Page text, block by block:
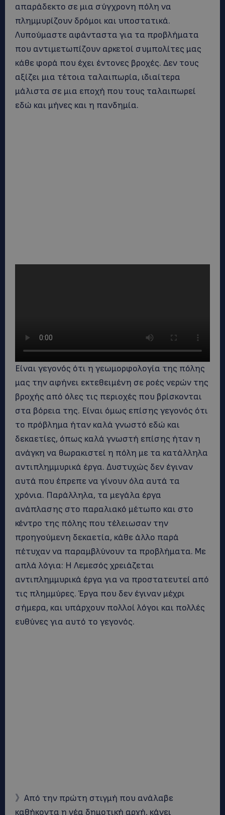
απαράδεκτο σε μια σύγχρονη πόλη να
πλημμυρίζουν δρόμοι και υποστατικά.
Λυπούμαστε αφάνταστα για τα προβλήματα
που αντιμετωπίζουν αρκετοί συμπολίτες μας
κάθε φορά που έχει έντονες βροχές. Δεν τους
αξίζει μια τέτοια ταλαιπωρία, ιδιαίτερα
μάλιστα σε μια εποχή που τους ταλαιπωρεί
εδώ και μήνες και η πανδημία.
Είναι γεγονός ότι η γεωμορφολογία της πόλης
μας την αφήνει εκτεθειμένη σε ροές νερών της
βροχής από όλες τις περιοχές που βρίσκονται
στα βόρεια της. Είναι όμως επίσης γεγονός ότι
το πρόβλημα ήταν καλά γνωστό εδώ και
δεκαετίες, όπως καλά γνωστή επίσης ήταν η
ανάγκη να θωρακιστεί η πόλη με τα κατάλληλα
αντιπλημμυρικά έργα. Δυστυχώς δεν έγιναν
αυτά που έπρεπε να γίνουν όλα αυτά τα
χρόνια. Παράλληλα, τα μεγάλα έργα
ανάπλασης στο παραλιακό μέτωπο και στο
κέντρο της πόλης που τέλειωσαν την
προηγούμενη δεκαετία, κάθε άλλο παρά
πέτυχαν να παραμβλύνουν τα προβλήματα. Με
απλά λόγια: Η Λεμεσός χρειάζεται
αντιπλημμυρικά έργα για να προστατευτεί από
τις πλημμύρες. Έργα που δεν έγιναν μέχρι
σήμερα, και υπάρχουν πολλοί λόγοι και πολλές
ευθύνες για αυτό το γεγονός.
》Από την πρώτη στιγμή που ανάλαβε
καθήκοντα η νέα δημοτική αρχή, κάνει